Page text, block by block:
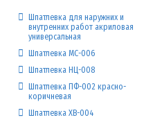
Шпатлевка для наружних и
внутренних работ акриловая
универсальная
Шпатлевка МС-006
Шпатлевка НЦ-008
Шпатлевка ПФ-002 красно-
коричневая
Шпатлевка ХВ-004